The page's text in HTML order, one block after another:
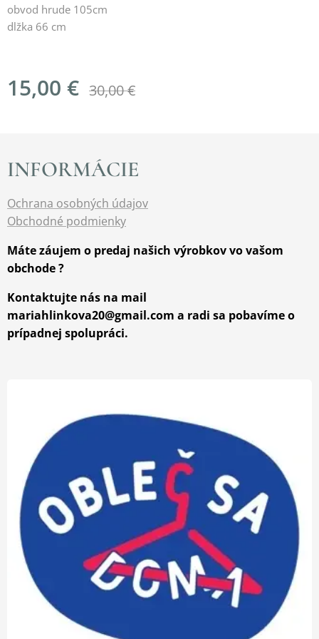
obvod hrude 105cm
dlžka 66 cm
15,00 € 30,00€
INFORMÁCIE
Ochrana osobných údajov
Obchodné podmienky
Máte záujem o predaj našich výrobkov vo vašom
obchode ?
Kontaktujte nás na mail
mariahlinkova20@gmail.com a radi sa pobavíme o
prípadnej spolupráci.